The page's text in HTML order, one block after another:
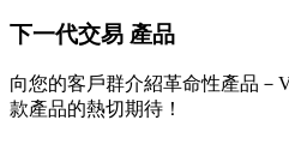
下一代交易 產品
向您的客戶群介紹革命性產品－
款產品的熱切期待！